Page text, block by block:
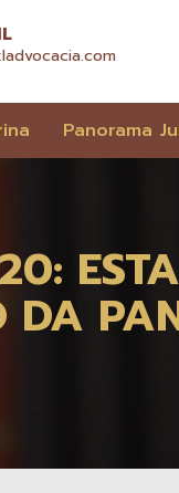
Panorama
DA